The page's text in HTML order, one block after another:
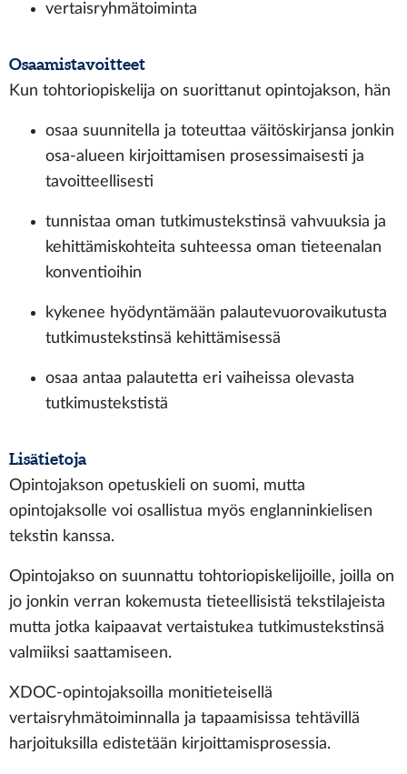
vertaisryhmätoiminta
Osaamistavoitteet
Kun tohtoriopiskelija on suorittanut opintojakson, hän
osaa suunnitella ja toteuttaa väitöskirjansa jonkin
osa-alueen kirjoittamisen prosessimaisesti ja
tavoitteellisesti
tunnistaa oman tutkimustekstinsä vahvuuksia ja
kehittämiskohteita suhteessa oman tieteenalan
konventioihin
kykenee hyödyntämään palautevuorovaikutusta
tutkimustekstinsä kehittämisessä
osaa antaa palautetta eri vaiheissa olevasta
tutkimustekstistä
Lisätietoja
Opintojakson opetuskieli on suomi, mutta
opintojaksolle voi osallistua myös englanninkielisen
tekstin kanssa.
Opintojakso on suunnattu tohtoriopiskelijoille, joilla on
jo jonkin verran kokemusta tieteellisistä tekstilajeista
mutta jotka kaipaavat vertaistukea tutkimustekstinsä
valmiiksi saattamiseen.
XDOC-opintojaksoilla monitieteisellä
vertaisryhmätoiminnalla ja tapaamisissa tehtävillä
harjoituksilla edistetään kirjoittamisprosessia.